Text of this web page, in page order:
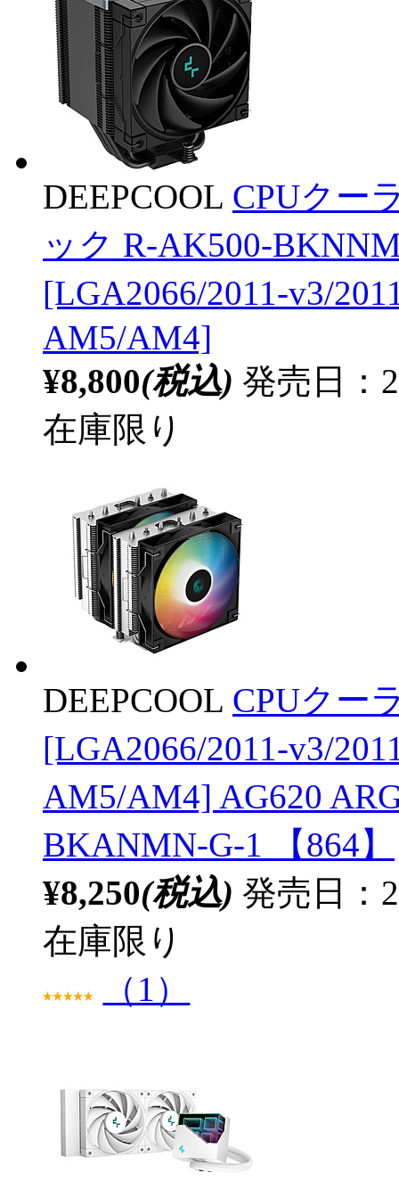
DEEPCOOL CPUクー
ック R-AK500-
[LGA2066/2011-v3/
AM5/AM4]
¥8,800(税込) 発売日：
在庫限り
DEEPCOOL CPUクー
[LGA2066/2011-v3/
AM5/AM4] AG620
BKANMN-G-1 【864】
¥8,250(税込) 発売日：
在庫限り
（1）